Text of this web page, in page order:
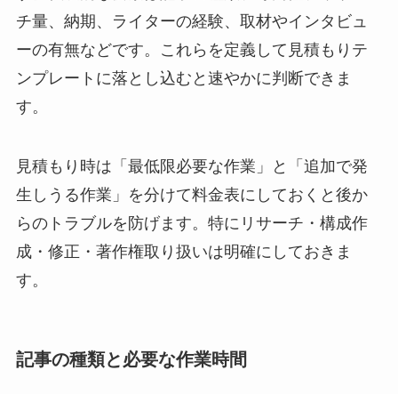
チ量、納期、ライターの経験、取材やインタビュ
ーの有無などです。これらを定義して見積もりテ
ンプレートに落とし込むと速やかに判断できま
す。
見積もり時は「最低限必要な作業」と「追加で発
生しうる作業」を分けて料金表にしておくと後か
らのトラブルを防げます。特にリサーチ・構成作
成・修正・著作権取り扱いは明確にしておきま
す。
記事の種類と必要な作業時間